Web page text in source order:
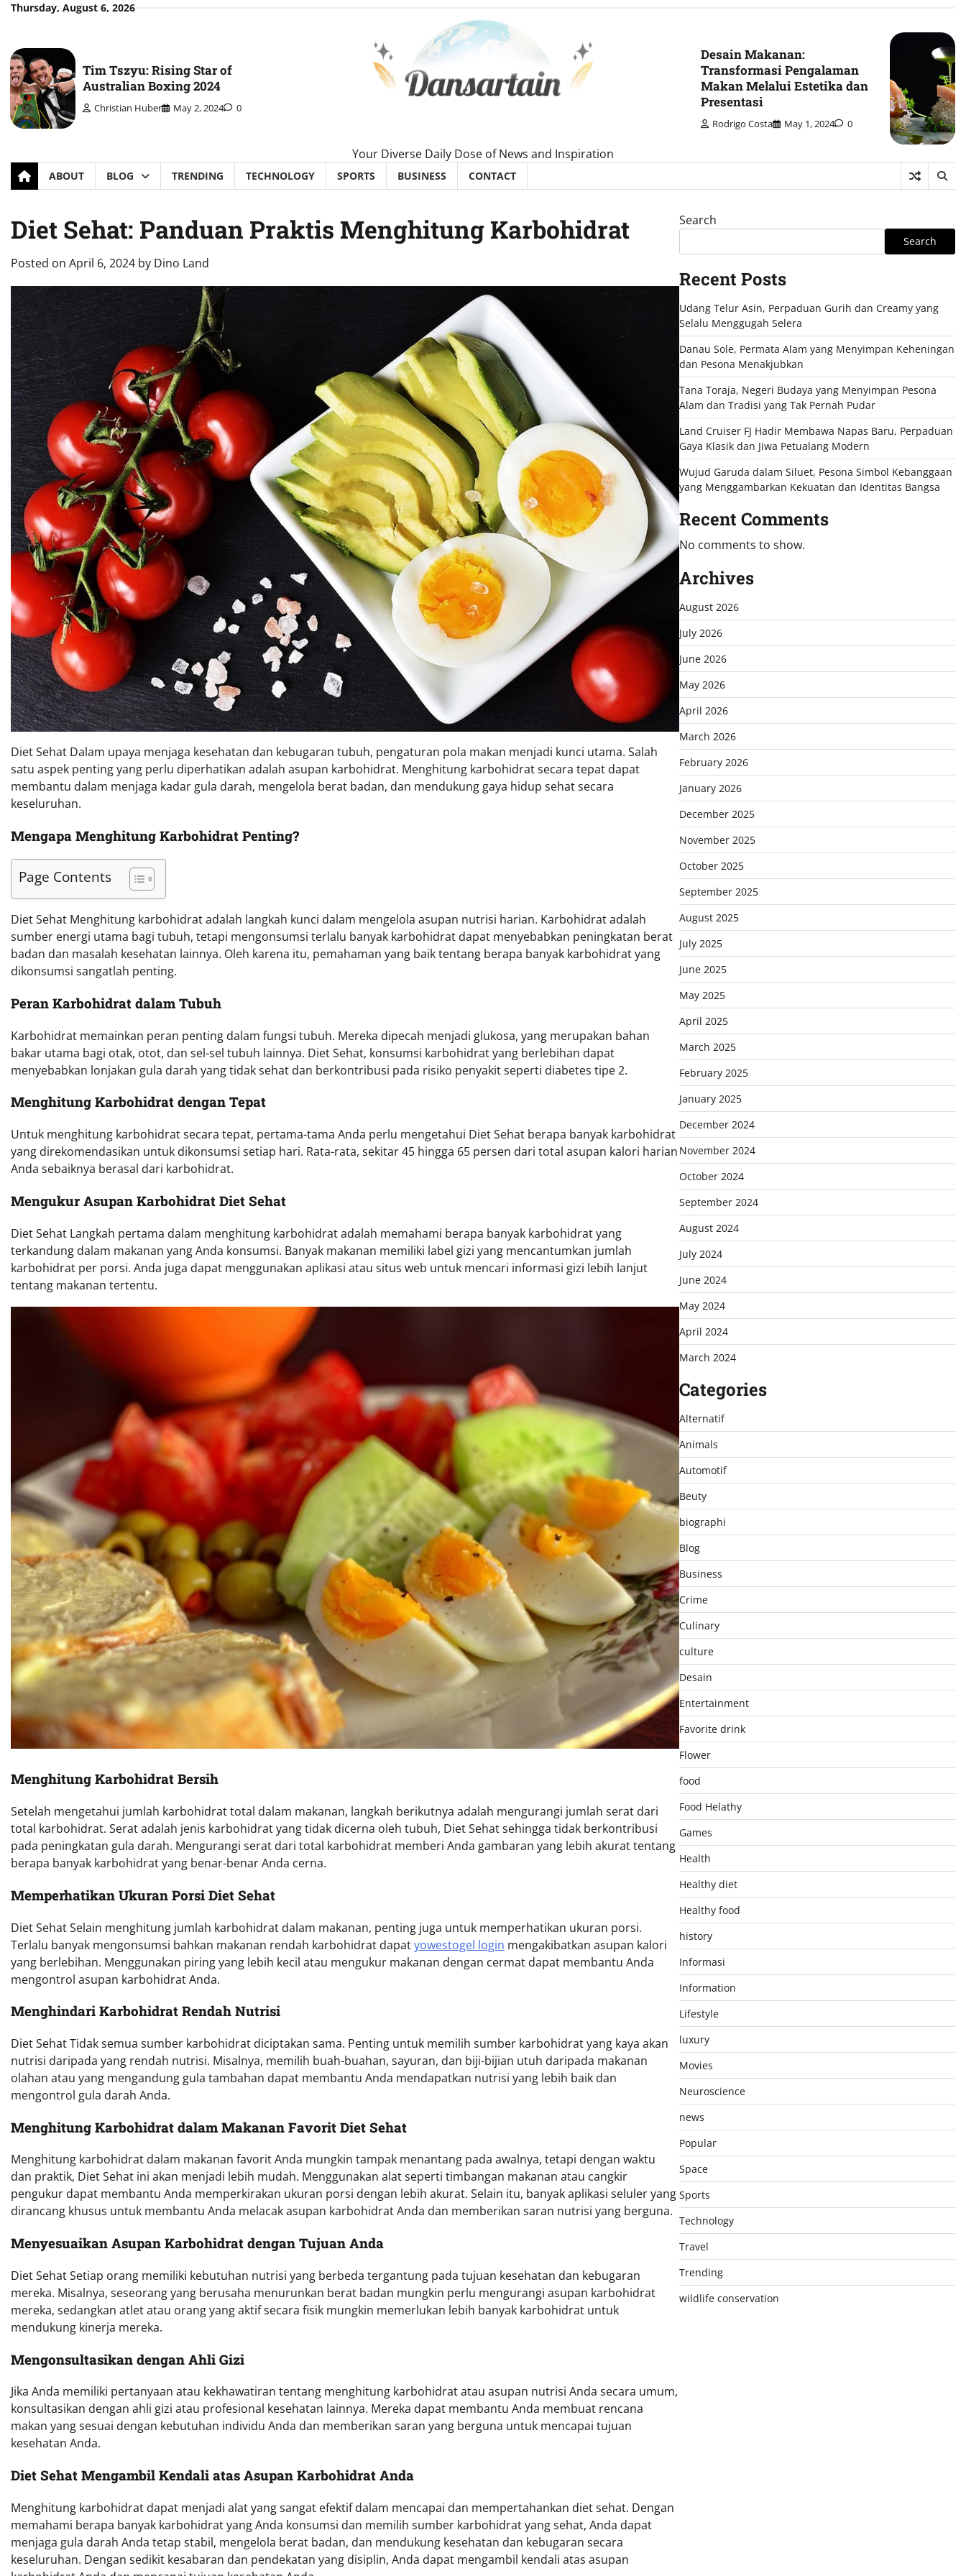
SkipThursday, August 6, 2026
Tim Tszyu: Rising Star of
Australian Boxing 2024
Christian Huber May 2, 2024 0
Your Diverse Daily Dose of News and Inspiration
Desain Makanan:
Transformasi Pengalaman
Makan Melalui Estetika dan
Presentasi
Rodrigo Costa May 1, 2024 0
ABOUT BLOG TRENDING TECHNOLOGY SPORTS BUSINESS CONTACT
Diet Sehat: Panduan Praktis Menghitung Karbohidrat
Posted on April 6, 2024 by Dino Land
Diet Sehat Dalam upaya menjaga kesehatan dan kebugaran tubuh, pengaturan pola makan menjadi kunci utama. Salah
satu aspek penting yang perlu diperhatikan adalah asupan karbohidrat. Menghitung karbohidrat secara tepat dapat
membantu dalam menjaga kadar gula darah, mengelola berat badan, dan mendukung gaya hidup sehat secara
keseluruhan.
Mengapa Menghitung Karbohidrat Penting?
Page Contents
Diet Sehat Menghitung karbohidrat adalah langkah kunci dalam mengelola asupan nutrisi harian. Karbohidrat adalah
sumber energi utama bagi tubuh, tetapi mengonsumsi terlalu banyak karbohidrat dapat menyebabkan peningkatan berat
badan dan masalah kesehatan lainnya. Oleh karena itu, pemahaman yang baik tentang berapa banyak karbohidrat yang
dikonsumsi sangatlah penting.
Peran Karbohidrat dalam Tubuh
Karbohidrat memainkan peran penting dalam fungsi tubuh. Mereka dipecah menjadi glukosa, yang merupakan bahan
bakar utama bagi otak, otot, dan sel-sel tubuh lainnya. Diet Sehat, konsumsi karbohidrat yang berlebihan dapat
menyebabkan lonjakan gula darah yang tidak sehat dan berkontribusi pada risiko penyakit seperti diabetes tipe 2.
Menghitung Karbohidrat dengan Tepat
Untuk menghitung karbohidrat secara tepat, pertama-tama Anda perlu mengetahui Diet Sehat berapa banyak karbohidrat
yang direkomendasikan untuk dikonsumsi setiap hari. Rata-rata, sekitar 45 hingga 65 persen dari total asupan kalori harian
Anda sebaiknya berasal dari karbohidrat.
Mengukur Asupan Karbohidrat Diet Sehat
Diet Sehat Langkah pertama dalam menghitung karbohidrat adalah memahami berapa banyak karbohidrat yang
terkandung dalam makanan yang Anda konsumsi. Banyak makanan memiliki label gizi yang mencantumkan jumlah
karbohidrat per porsi. Anda juga dapat menggunakan aplikasi atau situs web untuk mencari informasi gizi lebih lanjut
tentang makanan tertentu.
Menghitung Karbohidrat Bersih
Setelah mengetahui jumlah karbohidrat total dalam makanan, langkah berikutnya adalah mengurangi jumlah serat dari
total karbohidrat. Serat adalah jenis karbohidrat yang tidak dicerna oleh tubuh, Diet Sehat sehingga tidak berkontribusi
pada peningkatan gula darah. Mengurangi serat dari total karbohidrat memberi Anda gambaran yang lebih akurat tentang
berapa banyak karbohidrat yang benar-benar Anda cerna.
Memperhatikan Ukuran Porsi Diet Sehat
Diet Sehat Selain menghitung jumlah karbohidrat dalam makanan, penting juga untuk memperhatikan ukuran porsi.
Terlalu banyak mengonsumsi bahkan makanan rendah karbohidrat dapatyowestogel login mengakibatkan asupan kalori
yang berlebihan. Menggunakan piring yang lebih kecil atau mengukur makanan dengan cermat dapat membantu Anda
mengontrol asupan karbohidrat Anda.
Menghindari Karbohidrat Rendah Nutrisi
Diet Sehat Tidak semua sumber karbohidrat diciptakan sama. Penting untuk memilih sumber karbohidrat yang kaya akan
nutrisi daripada yang rendah nutrisi. Misalnya, memilih buah-buahan, sayuran, dan biji-bijian utuh daripada makanan
olahan atau yang mengandung gula tambahan dapat membantu Anda mendapatkan nutrisi yang lebih baik dan
mengontrol gula darah Anda.
Menghitung Karbohidrat dalam Makanan Favorit Diet Sehat
Menghitung karbohidrat dalam makanan favorit Anda mungkin tampak menantang pada awalnya, tetapi dengan waktu
dan praktik, Diet Sehat ini akan menjadi lebih mudah. Menggunakan alat seperti timbangan makanan atau cangkir
pengukur dapat membantu Anda memperkirakan ukuran porsi dengan lebih akurat. Selain itu, banyak aplikasi seluler yang
dirancang khusus untuk membantu Anda melacak asupan karbohidrat Anda dan memberikan saran nutrisi yang berguna.
Menyesuaikan Asupan Karbohidrat dengan Tujuan Anda
Diet Sehat Setiap orang memiliki kebutuhan nutrisi yang berbeda tergantung pada tujuan kesehatan dan kebugaran
mereka. Misalnya, seseorang yang berusaha menurunkan berat badan mungkin perlu mengurangi asupan karbohidrat
mereka, sedangkan atlet atau orang yang aktif secara fisik mungkin memerlukan lebih banyak karbohidrat untuk
mendukung kinerja mereka.
Mengonsultasikan dengan Ahli Gizi
Jika Anda memiliki pertanyaan atau kekhawatiran tentang menghitung karbohidrat atau asupan nutrisi Anda secara umum,
konsultasikan dengan ahli gizi atau profesional kesehatan lainnya. Mereka dapat membantu Anda membuat rencana
makan yang sesuai dengan kebutuhan individu Anda dan memberikan saran yang berguna untuk mencapai tujuan
kesehatan Anda.
Diet Sehat Mengambil Kendali atas Asupan Karbohidrat Anda
Menghitung karbohidrat dapat menjadi alat yang sangat efektif dalam mencapai dan mempertahankan diet sehat. Dengan
memahami berapa banyak karbohidrat yang Anda konsumsi dan memilih sumber karbohidrat yang sehat, Anda dapat
menjaga gula darah Anda tetap stabil, mengelola berat badan, dan mendukung kesehatan dan kebugaran secara
keseluruhan. Dengan sedikit kesabaran dan pendekatan yang disiplin, Anda dapat mengambil kendali atas asupan
Search
Search
Recent Posts
Udang Telur Asin, Perpaduan Gurih dan Creamy yang
Selalu Menggugah Selera
Danau Sole, Permata Alam yang Menyimpan Keheningan
dan Pesona Menakjubkan
Tana Toraja, Negeri Budaya yang Menyimpan Pesona
Alam dan Tradisi yang Tak Pernah Pudar
Land Cruiser FJ Hadir Membawa Napas Baru, Perpaduan
Gaya Klasik dan Jiwa Petualang Modern
Wujud Garuda dalam Siluet, Pesona Simbol Kebanggaan
yang Menggambarkan Kekuatan dan Identitas Bangsa
Recent Comments
No comments to show.
Archives
August 2026
July 2026
June 2026
May 2026
April 2026
March 2026
February 2026
January 2026
December 2025
November 2025
October 2025
September 2025
August 2025
July 2025
June 2025
May 2025
April 2025
March 2025
February 2025
January 2025
December 2024
November 2024
October 2024
September 2024
August 2024
July 2024
June 2024
May 2024
April 2024
March 2024
Categories
Alternatif
Animals
Automotif
Beuty
biographi
Blog
Business
Crime
Culinary
culture
Desain
Entertainment
Favorite drink
Flower
food
Food Helathy
Games
Health
Healthy diet
Healthy food
history
Informasi
Information
Lifestyle
luxury
Movies
Neuroscience
news
Popular
Space
Sports
Technology
Travel
Trending
wildlife conservation